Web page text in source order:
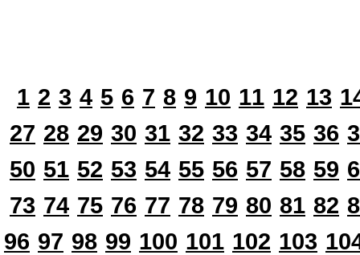
1 2 3 4 5 6 7 8 9 10 11 12 13
27 28 29 30 31 32 33 34 35 36
50 51 52 53 54 55 56 57 58 59
73 74 75 76 77 78 79 80 81 82
96 97 98 99 100 101 102 103